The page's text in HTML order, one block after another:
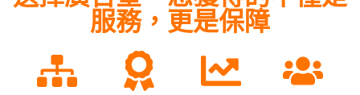
服務，更是保障